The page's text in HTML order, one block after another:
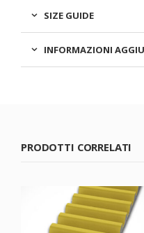
SIZE GUIDE
INFORMAZIONI
PRODOTTI CORRELATI